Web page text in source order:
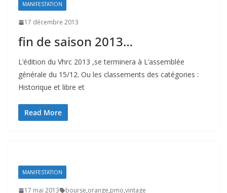
MANIFESTATION
17 décembre 2013
fin de saison 2013…
L’édition du Vhrc 2013 ,se terminera à L’assemblée
générale du 15/12. Ou les classements des catégories :
Historique et libre et
Read More
MANIFESTATION
17 mai 2013 bourse,orange,pmo,vintage